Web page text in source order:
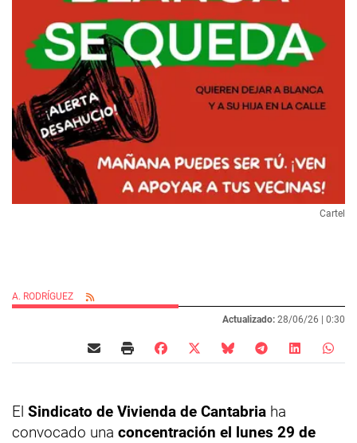
Cartel
A. RODRÍGUEZ
Actualizado: 28/06/26 | 0:30
El Sindicato de Vivienda de Cantabria ha
convocado una concentración el lunes 29 de